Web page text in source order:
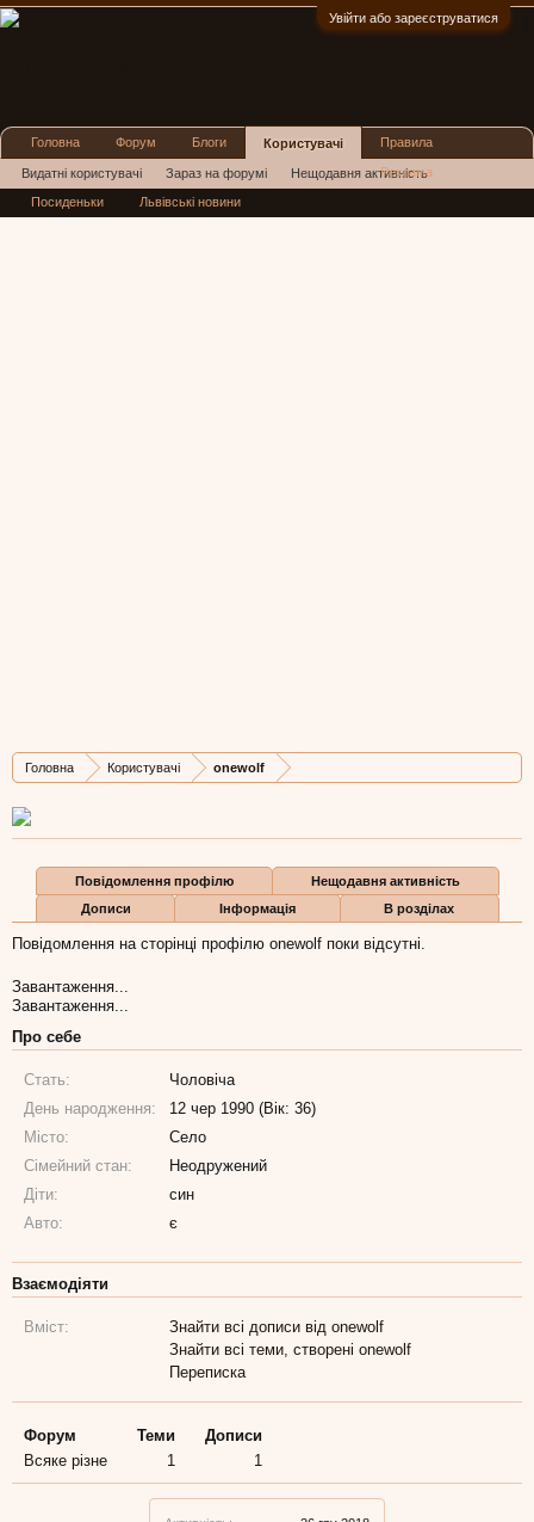
Увійти або зареєструватися
Головна Користувачі onewolf
Дописів
1
Карма Бали
1
Повідомлення профілю
Нещодавня активність
Дописи
Інформація В розділах
Повідомлення на сторінці профілю onewolf поки відсутні.
Завантаження...
Завантаження...
Про себе
Стать:
Чоловіча
День народження:
12 чер 1990 (Вік: 36)
Місто:
Село
Сімейний стан:
Неодружений
Діти:
син
Авто:
є
Взаємодіяти
Вміст:
Знайти всі дописи від onewolf
Знайти всі теми, створені onewolf
Переписка
Форум Теми
Дописи
Всяке різне
1 1
Головна Форум Блоги Користувачі
Видатні користувачі Зараз на форумі Нещодавня активність
Нові повідомлення профілю
Правила
Реклама
Посиденьки Львівські новини